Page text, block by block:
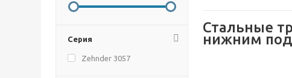
Серия
Zehnder 3057
Стальные
нижним